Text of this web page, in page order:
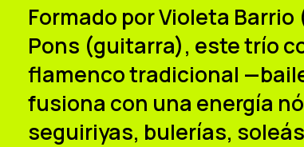
Formado porVioleta Barrio
Pons (guitarra), este trío
flamenco tradicional
fusiona con una energía
seguiriyas, bulerías,